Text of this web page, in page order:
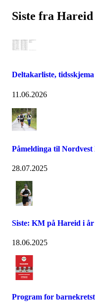
Siste fra
Deltakarliste,
11.06.2026
Påmeldinga til
28.07.2025
Siste: KM på Hareid i år
18.06.2025
Program for